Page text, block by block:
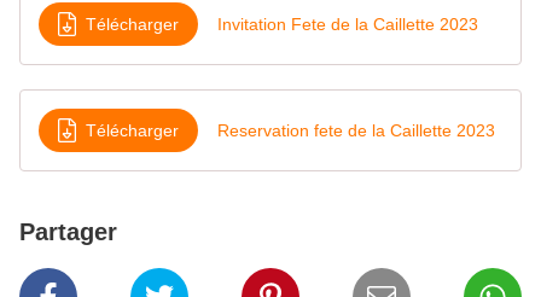
Télécharger Invitation Fete de la Caillette 2023
Télécharger Reservation fete de la Caillette 2023
Partager